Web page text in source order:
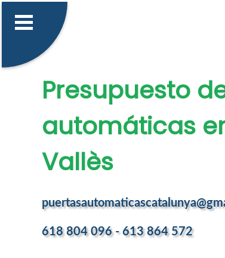
Presupuesto
automáticas
Vallès
618 804 096 - 613 864 572